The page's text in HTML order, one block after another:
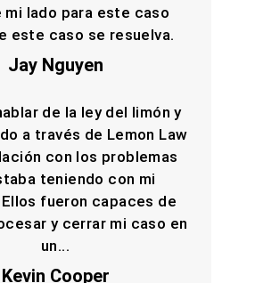
mi lado para este caso
este caso se resuelva.
Jay Nguyen
de la ley del limón y
a través de Lemon Law
con los problemas
teniendo con mi
fueron capaces de
y cerrar mi caso en
un...
Kevin Cooper